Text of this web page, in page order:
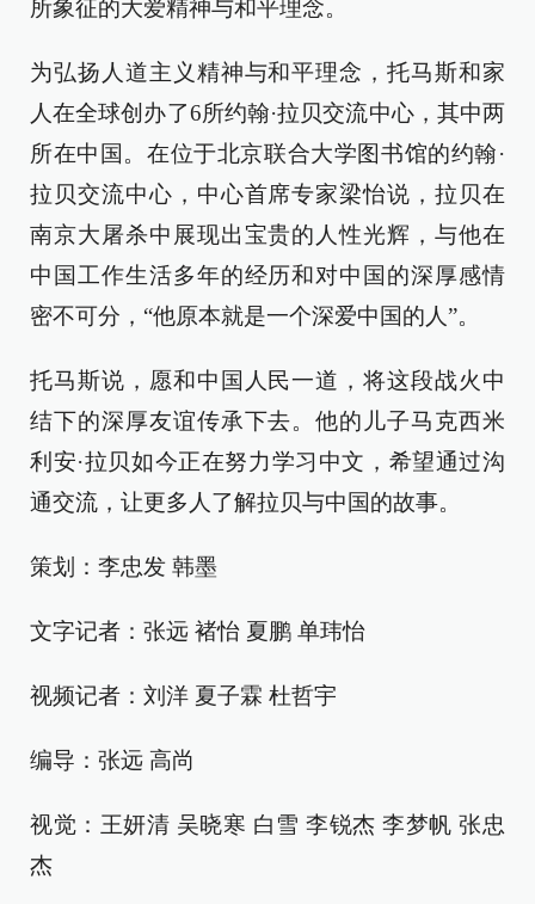
所象征的大爱精神与和平理念。
为弘扬人道主义精神与和平理念，托马斯和家
人在全球创办了6所约翰·拉贝交流中心，其中两
所在中国。在位于北京联合大学图书馆的约翰·
拉贝交流中心，中心首席专家梁怡说，拉贝在
南京大屠杀中展现出宝贵的人性光辉，与他在
中国工作生活多年的经历和对中国的深厚感情
密不可分，“他原本就是一个深爱中国的人”。
托马斯说，愿和中国人民一道，将这段战火中
结下的深厚友谊传承下去。他的儿子马克西米
利安·拉贝如今正在努力学习中文，希望通过沟
通交流，让更多人了解拉贝与中国的故事。
策划：李忠发 韩墨
文字记者：张远 褚怡 夏鹏 单玮怡
视频记者：刘洋 夏子霖 杜哲宇
编导：张远 高尚
视觉：王妍清 吴晓寒 白雪 李锐杰 李梦帆 张忠
杰